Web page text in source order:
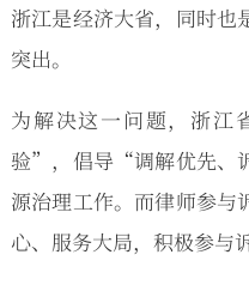
浙江是经济大省，同时也
突出。
为解决这一问题，浙
验”，倡导“调解优先、
源治理工作。而律师参与
心、服务大局，积极参与